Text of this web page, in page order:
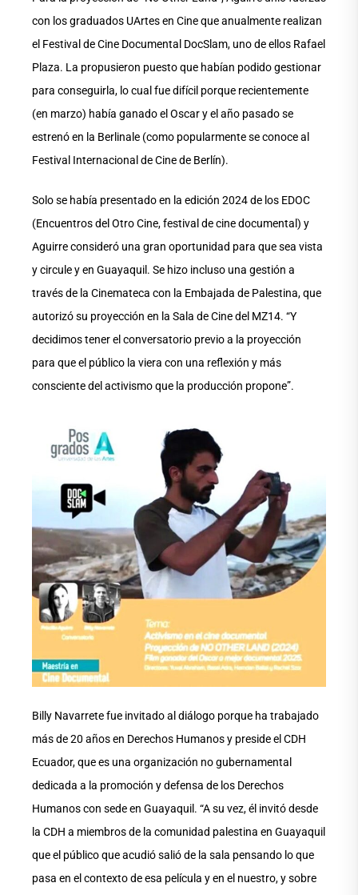
con los graduados UArtes en Cine que anualmente realizan
el Festival de Cine Documental DocSlam, uno de ellos Rafael
Plaza. La propusieron puesto que habían podido gestionar
para conseguirla, lo cual fue difícil porque recientemente
(en marzo) había ganado el Oscar y el año pasado se
estrenó en la Berlinale (como popularmente se conoce al
Festival Internacional de Cine de Berlín).
Solo se había presentado en la edición 2024 de los EDOC
(Encuentros del Otro Cine, festival de cine documental) y
Aguirre consideró una gran oportunidad para que sea vista
y circule y en Guayaquil. Se hizo incluso una gestión a
través de la Cinemateca con la Embajada de Palestina, que
autorizó su proyección en la Sala de Cine del MZ14. “Y
decidimos tener el conversatorio previo a la proyección
para que el público la viera con una reflexión y más
consciente del activismo que la producción propone”.
Billy Navarrete fue invitado al diálogo porque ha trabajado
más de 20 años en Derechos Humanos y preside el CDH
Ecuador, que es una organización no gubernamental
dedicada a la promoción y defensa de los Derechos
Humanos con sede en Guayaquil. “A su vez, él invitó desde
la CDH a miembros de la comunidad palestina en Guayaquil
que el público que acudió salió de la sala pensando lo que
pasa en el contexto de esa película y en el nuestro, y sobre